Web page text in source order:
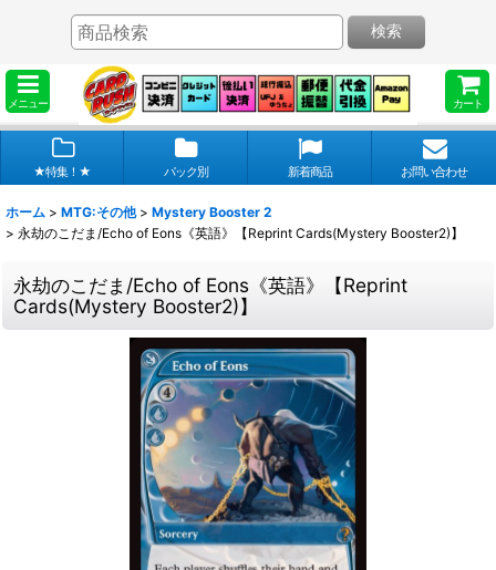
メニュー カート
検索
★特集！★ パック別 新着商品 お問い合わせ
ホーム > MTG:その他 > Mystery Booster 2
> 永劫のこだま/Echo of Eons《英語》【Reprint Cards(Mystery Booster2)】
永劫のこだま/Echo of Eons《英語》【Reprint
Cards(Mystery Booster2)】